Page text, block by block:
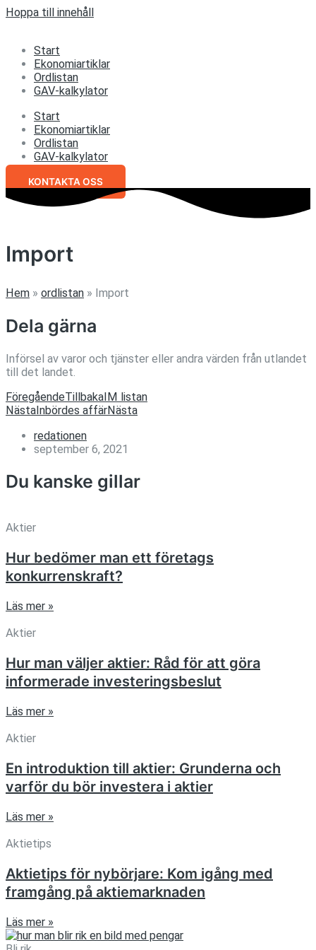
Hoppa till innehåll
Start
Ekonomiartiklar
Ordlistan
GAV-kalkylator
Start
Ekonomiartiklar
Ordlistan
GAV-kalkylator
KONTAKTA OSS
Import
Hem » ordlistan » Import
Dela gärna
Införsel av varor och tjänster eller andra värden från utlandet
till det landet.
FöregåendeTillbakaIM listan
NästaInbördes affärNästa
redationen
september 6, 2021
Du kanske gillar
Aktier
Hur bedömer man ett företags
konkurrenskraft?
Läs mer »
Aktier
Hur man väljer aktier: Råd för att göra
informerade investeringsbeslut
Läs mer »
Aktier
En introduktion till aktier: Grunderna och
varför du bör investera i aktier
Läs mer »
Aktietips
Aktietips för nybörjare: Kom igång med
framgång på aktiemarknaden
Läs mer »